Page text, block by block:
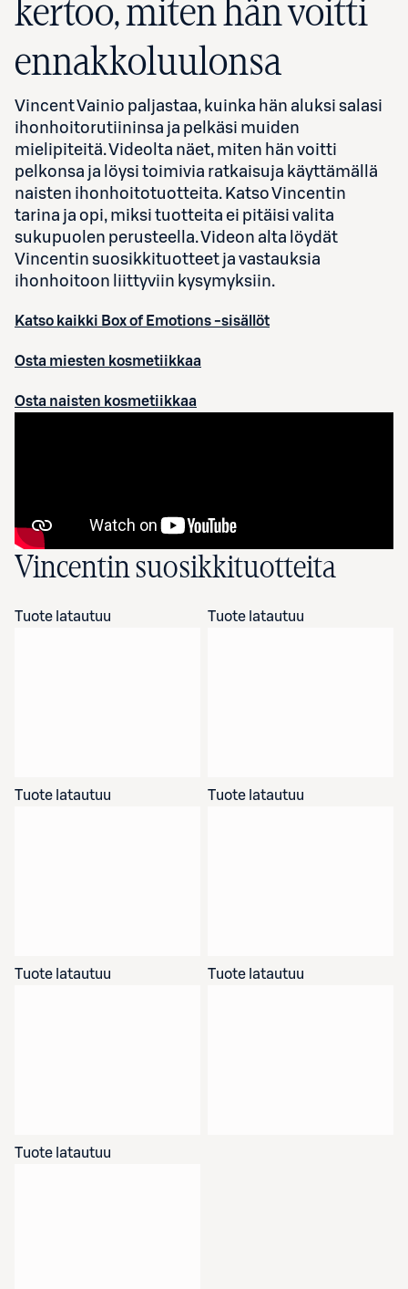
kertoo, miten hän voitti
ennakkoluulonsa
Vincent Vainio paljastaa, kuinka hän aluksi salasi
ihonhoitorutiininsa ja pelkäsi muiden
mielipiteitä. Videolta näet, miten hän voitti
pelkonsa ja löysi toimivia ratkaisuja käyttämällä
naisten ihonhoitotuotteita. Katso Vincentin
tarina ja opi, miksi tuotteita ei pitäisi valita
sukupuolen perusteella. Videon alta löydät
Vincentin suosikkituotteet ja vastauksia
ihonhoitoon liittyviin kysymyksiin.
Katso kaikki Box of Emotions -sisällöt
Osta miesten kosmetiikkaa
Osta naisten kosmetiikkaa
Vincentin suosikkituotteita
Tuote latautuu Tuote latautuu
Tuote latautuu Tuote latautuu
Tuote latautuu Tuote latautuu
Tuote latautuu